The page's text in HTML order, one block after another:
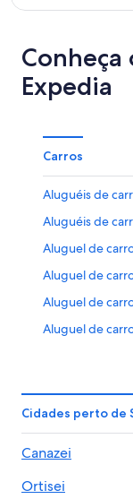
Conheça
Expedia
Carros
Aluguéis de
Aluguéis de
Aluguel de
Aluguel de
Aluguel de
Aluguel de
Aluguel de
Aluguel de
Aluguel de
Aluguel de
Cidades perto de
Canazei
Ortisei